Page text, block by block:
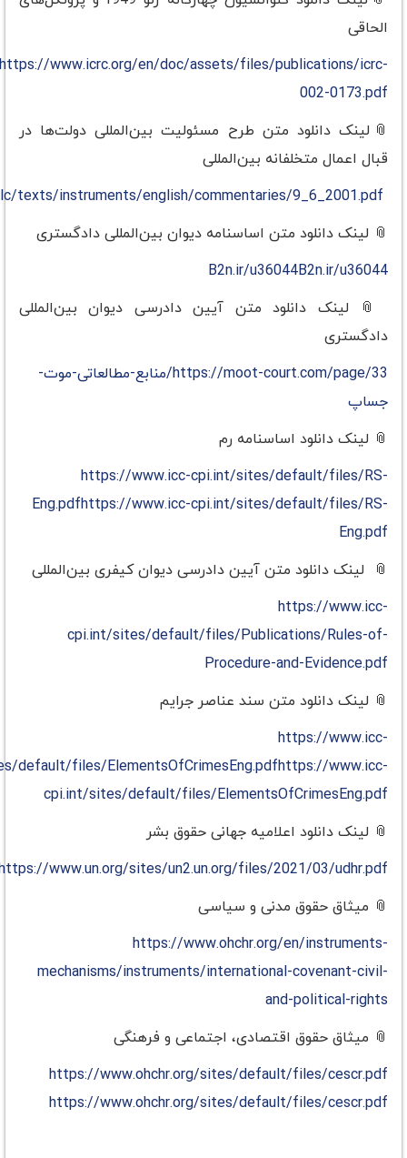
الحاقی
https://www.icrc.org/en/doc/assets/files/publications/icrc-
002-0173.pdf
📎لینک دانلود متن طرح مسئولیت بین‌المللی دولت‌ها در
قبال اعمال متخلفانه بین‌المللی
texts/instruments/english/commentaries/9_6_2001.pdf
📎 لینک دانلود متن اساسنامه دیوان بین‌المللی دادگستری
B2n.ir/u36044B2n.ir/u36044
📎
لینک دانلود متن آیین دادرسی دیوان بین‌المللی
دادگستری
https://moot-court.com/page/33/منابع-مطالعاتی-موت-
جساپ
📎 لینک دانلود اساسنامه رم
https://www.icc-cpi.int/sites/default/files/RS-
Eng.pdfhttps://www.icc-cpi.int/sites/default/files/RS-
Eng.pdf
📎
لینک دانلود متن آیین دادرسی دیوان کیفری بین‌المللی
https://www.icc-
cpi.int/sites/default/files/Publications/Rules-of-
Procedure-and-Evidence.pdf
📎 لینک دانلود متن سند عناصر جرایم
https://www.icc-
default/files/ElementsOfCrimesEng.pdfhttps://www.icc-
cpi.int/sites/default/files/ElementsOfCrimesEng.pdf
📎 لینک دانلود اعلامیه جهانی حقوق بشر
www.un.org/sites/un2.un.org/files/2021/03/udhr.pdf
📎 میثاق حقوق مدنی و سیاسی
https://www.ohchr.org/en/instruments-
mechanisms/instruments/international-covenant-civil-
and-political-rights
📎 میثاق حقوق اقتصادی، اجتماعی و فرهنگی
https://www.ohchr.org/sites/default/files/cescr.pdf
https://www.ohchr.org/sites/default/files/cescr.pdf